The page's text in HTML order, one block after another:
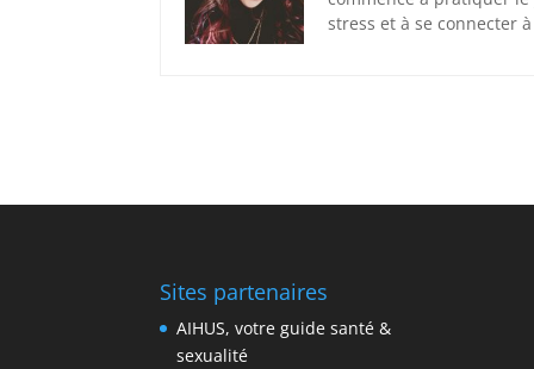
stress et à se connecter
Sites partenaires
AIHUS, votre guide santé &
sexualité